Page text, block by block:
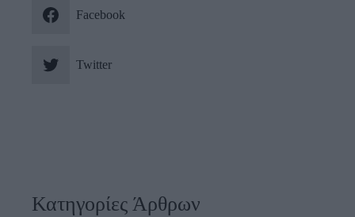
Facebook
Twitter
Κατηγορίες Άρθρων